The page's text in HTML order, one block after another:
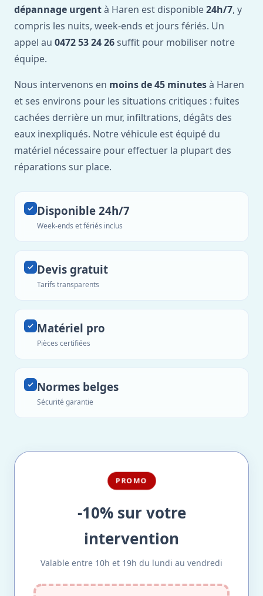
dépannage urgentà Haren est disponible24h/7, y
compris les nuits, week-ends et jours fériés. Un
appel au 0472 53 24 26 suffit pour mobiliser notre
équipe.
Nous intervenons en moins de 45 minutesà Haren
et ses environs pour les situations critiques : fuites
cachées derrière un mur, infiltrations, dégâts des
eaux inexpliqués. Notre véhicule est équipé du
matériel nécessaire pour effectuer la plupart des
réparations sur place.
Disponible 24h/7
Week-ends et fériés inclus
Devis gratuit
Tarifs transparents
Matériel pro
Pièces certifiées
Normes belges
Sécurité garantie
PROMO
-10% sur votre
intervention
Valable entre 10h et 19h du lundi au vendredi